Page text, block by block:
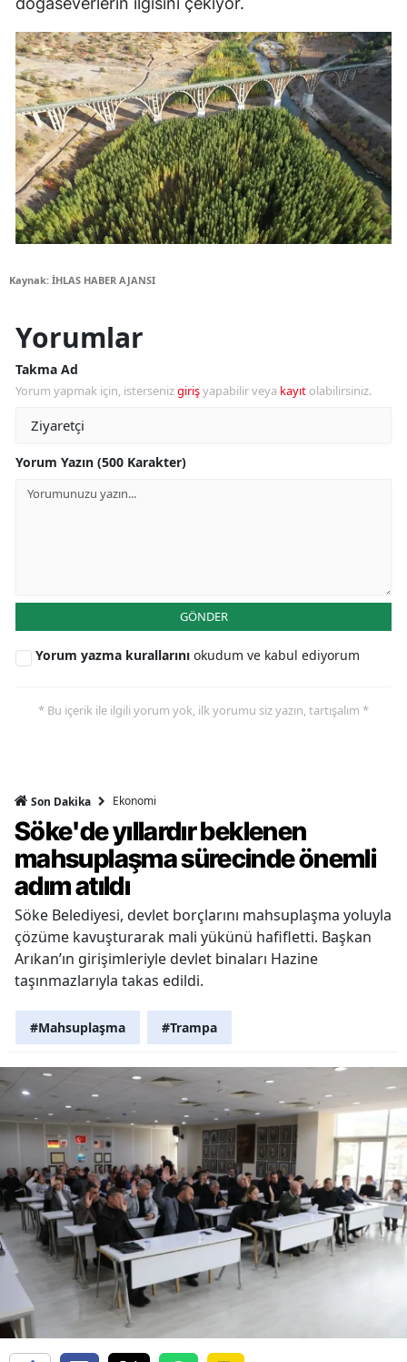
Kaynak: İHLAS HABER AJANSI
Yorumlar
Takma Ad
Yorum yapmak için, istersenizgirişyapabilir veya kayıt olabilirsiniz.
Yorum Yazın (500 Karakter)
GÖNDER
Yorum yazma kurallarını okudum ve kabul ediyorum
* Bu içerik ile ilgili yorum yok, ilk yorumu siz yazın, tartışalım *
Son Dakika Ekonomi
Söke'de yıllardır beklenen
mahsuplaşma sürecinde önemli
adım atıldı
Söke Belediyesi, devlet borçlarını mahsuplaşma yoluyla
çözüme kavuşturarak mali yükünü hafifletti. Başkan
Arıkan’ın girişimleriyle devlet binaları Hazine
taşınmazlarıyla takas edildi.
#Mahsuplaşma #Trampa